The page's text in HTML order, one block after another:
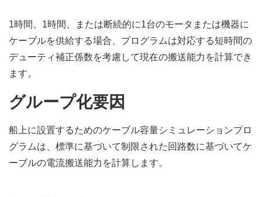
1時間、1時間、または断続的に1台のモータまたは機器に
ケーブルを供給する場合、プログラムは対応する短時間の
デューティ補正係数を考慮して現在の搬送能力を計算でき
ます。
グループ化要因
船上に設置するためのケーブル容量シミュレーションプロ
グラムは、標準に基づいて制限された回路数に基づいてケ
ーブルの電流搬送能力を計算します。